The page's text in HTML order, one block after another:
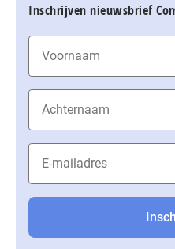
Inschrijven nieuwsbrief